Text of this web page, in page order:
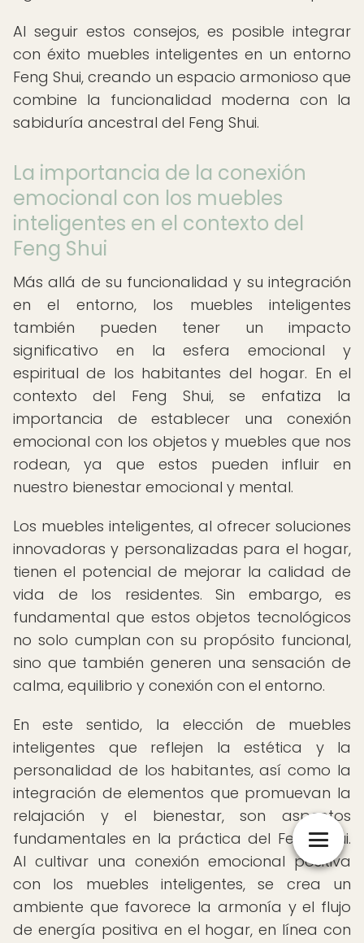
Al seguir estos consejos, es posible integrar
con éxito muebles inteligentes en un entorno
Feng Shui, creando un espacio armonioso que
combine la funcionalidad moderna con la
sabiduría ancestral del Feng Shui.
La importancia de la conexión
emocional con los muebles
inteligentes en el contexto del
Feng Shui
Más allá de su funcionalidad y su integración
en el entorno, los muebles inteligentes
también pueden tener un impacto
significativo en la esfera emocional y
espiritual de los habitantes del hogar. En el
contexto del Feng Shui, se enfatiza la
importancia de establecer una conexión
emocional con los objetos y muebles que nos
rodean, ya que estos pueden influir en
nuestro bienestar emocional y mental.
Los muebles inteligentes, al ofrecer soluciones
innovadoras y personalizadas para el hogar,
tienen el potencial de mejorar la calidad de
vida de los residentes. Sin embargo, es
fundamental que estos objetos tecnológicos
no solo cumplan con su propósito funcional,
sino que también generen una sensación de
calma, equilibrio y conexión con el entorno.
En este sentido, la elección de muebles
inteligentes que reflejen la estética y la
personalidad de los habitantes, así como la
integración de elementos que promuevan la
relajación y el bienestar, son aspectos
fundamentales en la práctica del Feng Shui.
Al cultivar una conexión emocional positiva
con los muebles inteligentes, se crea un
ambiente que favorece la armonía y el flujo
de energía positiva en el hogar, en línea con